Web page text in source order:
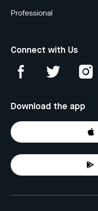
Professional
Connect with Us
Download the app